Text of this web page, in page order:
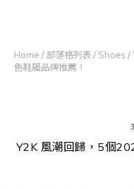
Home / 部落格列表 / Shoes /
色鞋履品牌推薦！
Y2K 風潮回歸，5個